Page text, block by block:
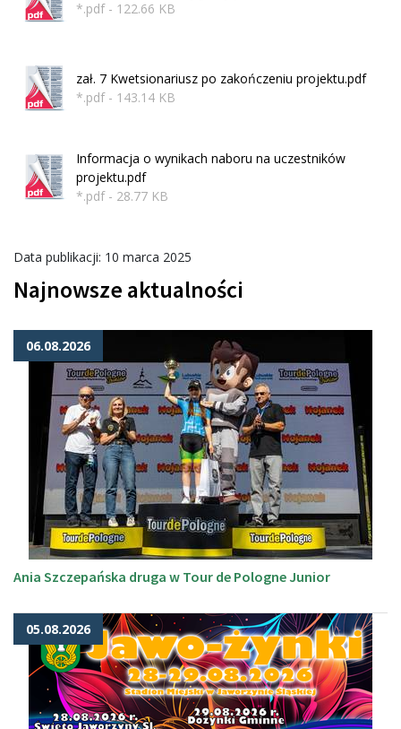
*.pdf - 122.66 KB
zał. 7 Kwetsionariusz po zakończeniu projektu.pdf
*.pdf - 143.14 KB
Informacja o wynikach naboru na uczestników
projektu.pdf
*.pdf - 28.77 KB
Data publikacji: 10 marca 2025
Najnowsze aktualności
06.08.2026
Ania Szczepańska druga w Tour de Pologne Junior
05.08.2026